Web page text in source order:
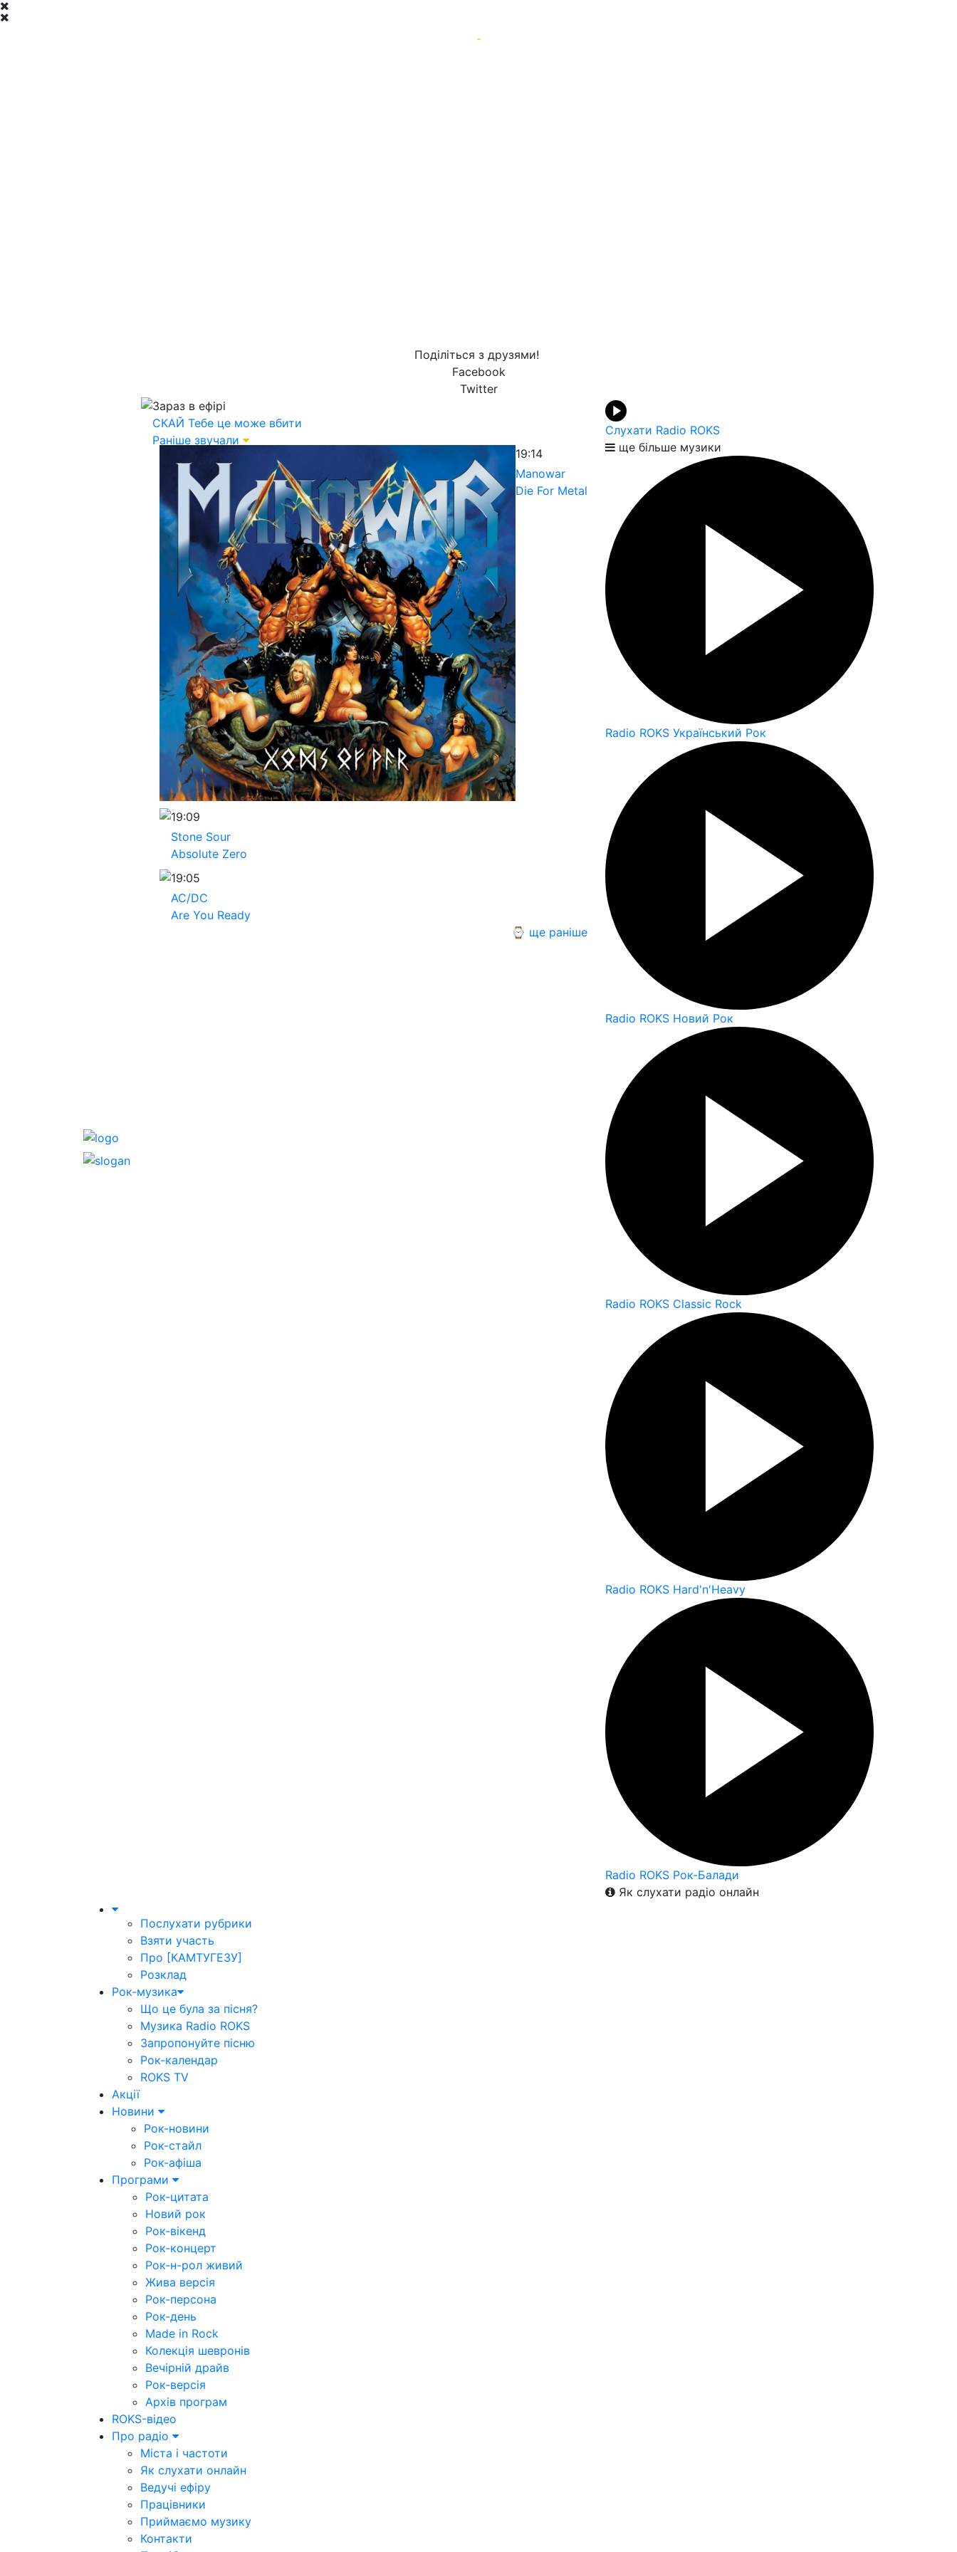
-
Поділіться з друзями!
Facebook
Twitter
Зараз в ефірі
СКАЙ Тебе це може вбити
Раніше звучали
19:14
Manowar
Die For Metal
19:09
Stone Sour
Absolute Zero
19:05
AC/DC
Are You Ready
⌚ ще раніше
Слухати Radio ROKS
ще більше музики
Radio ROKS Український Рок
Radio ROKS Новий Рок
Radio ROKS Classic Rock
Radio ROKS Hard'n'Heavy
Radio ROKS Рок-Балади
Як слухати радіо онлайн
Послухати рубрики
Взяти участь
Про [КАМТУГЕЗУ]
Розклад
Рок-музика
Що це була за пісня?
Музика Radio ROKS
Запропонуйте пісню
Рок-календар
ROKS TV
Акції
Новини
Рок-новини
Рок-стайл
Рок-афіша
Програми
Рок-цитата
Новий рок
Рок-вікенд
Рок-концерт
Рок-н-рол живий
Жива версія
Рок-персона
Рок-день
Made in Rock
Колекція шевронів
Вечірній драйв
Рок-версія
Архів програм
ROKS-відео
Про радіо
Міста і частоти
Як слухати онлайн
Ведучі ефіру
Працівники
Приймаємо музику
Контакти